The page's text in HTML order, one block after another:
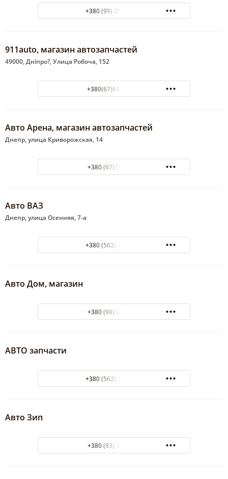
+380 (99) 200-50-99
911auto, магазин автозапчастей
49000, Дніпро?, Улица Робоча, 152
+380(67)634-20-45
Авто Арена, магазин автозапчастей
Днепр, улица Криворожская, 14
+380 (67) 5670210
Авто ВАЗ
Днепр, улица Осенняя, 7-а
+380 (562) 35-57-57
Авто Дом, магазин
+380 (98) 0381592
АВТО запчасти
+380 (562) 35-10-10
Авто Зип
+380 (93) 3376086